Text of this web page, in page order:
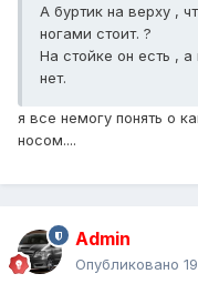
А буртик на верху ,
ногами стоит. ?
На стойке он есть ,
нет.
я все немогу понять о
носом....
Admin
Опубликовано